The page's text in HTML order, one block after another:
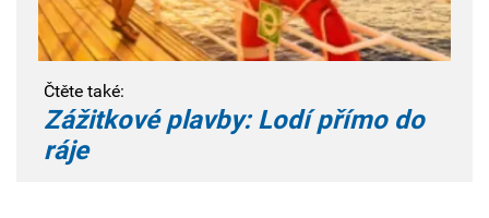
Čtěte také:
Zážitkové plavby: Lodí přímo do
ráje